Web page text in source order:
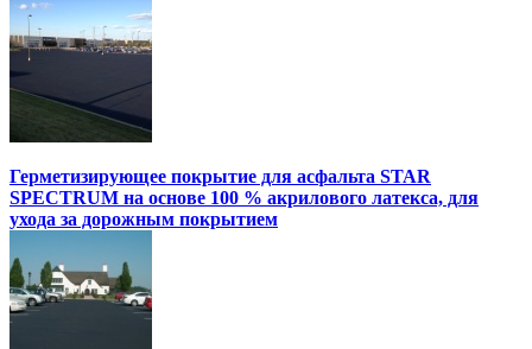
Герметизирующее покрытие для асфальта STAR
SPECTRUM на основе 100 % акрилового латекса, для
ухода за дорожным покрытием